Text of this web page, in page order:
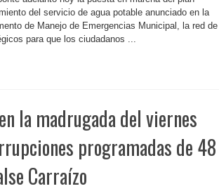
del servicio de agua potable anunciado en la
de Manejo de Emergencias Municipal, la red de
para que los ciudadanos ...
la madrugada del viernes
programadas de 48
Carraízo